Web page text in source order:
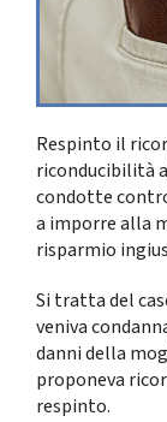
Respinto il
riconducibilità
condotte
a imporre alla
risparmio
Si tratta del
veniva
danni della
proponeva
respinto.